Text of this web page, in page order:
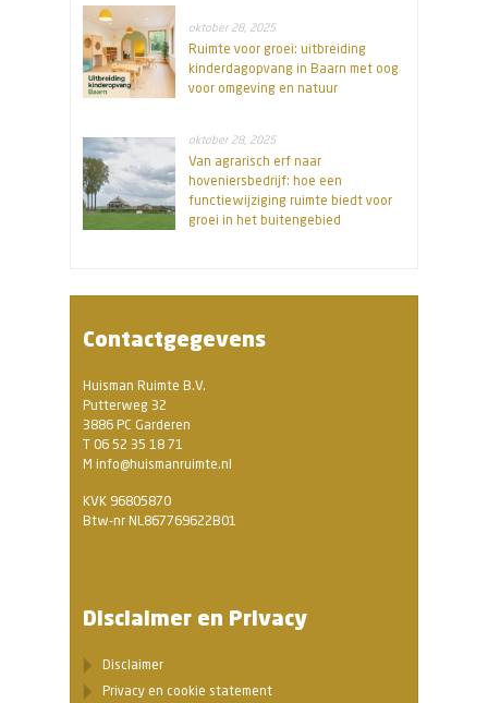
oktober 28, 2025
Ruimte voor groei: uitbreiding
kinderdagopvang in Baarn met oog
voor omgeving en natuur
oktober 28, 2025
Van agrarisch erf naar
hoveniersbedrijf: hoe een
functiewijziging ruimte biedt voor
groei in het buitengebied
Contactgegevens
Huisman Ruimte B.V.
Putterweg 32
3886 PC Garderen
T 06 52 35 18 71
M info@huismanruimte.nl
KVK 96805870
Btw-nr NL867769622B01
Disclaimer en Privacy
Disclaimer
Privacy en cookie statement